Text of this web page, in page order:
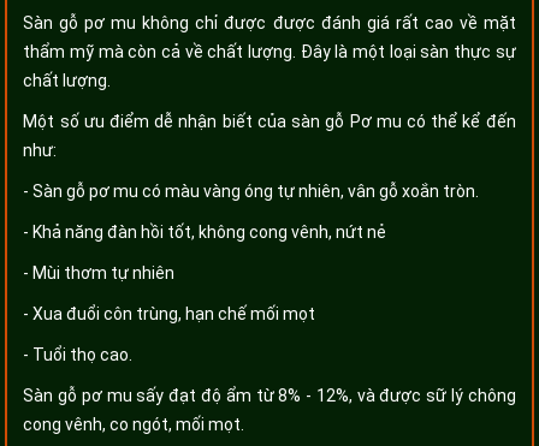
Sàn gỗ pơ mu không chỉ được được đánh giá rất cao về mặt
thẩm mỹ mà còn cả về chất lượng. Đây là một loại sàn thực sự
chất lượng.
Một số ưu điểm dễ nhận biết của sàn gỗ Pơ mu có thể kể đến
như:
- Sàn gỗ pơ mu có màu vàng óng tự nhiên, vân gỗ xoắn tròn.
- Khả năng đàn hồi tốt, không cong vênh, nứt nẻ
- Mùi thơm tự nhiên
- Xua đuổi côn trùng, hạn chế mối mọt
- Tuổi thọ cao.
Sàn gỗ pơ mu sấy đạt độ ẩm từ 8% - 12%, và được sữ lý chông
cong vênh, co ngót, mối mọt.